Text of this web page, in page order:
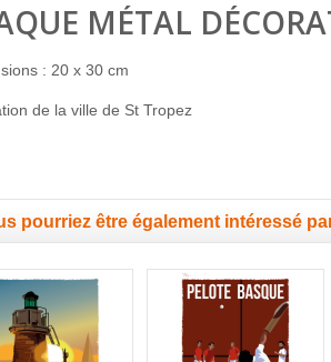
MÉTAL
: 20 x 30 cm
de la ville de St Tropez
pourriez être également intéressé